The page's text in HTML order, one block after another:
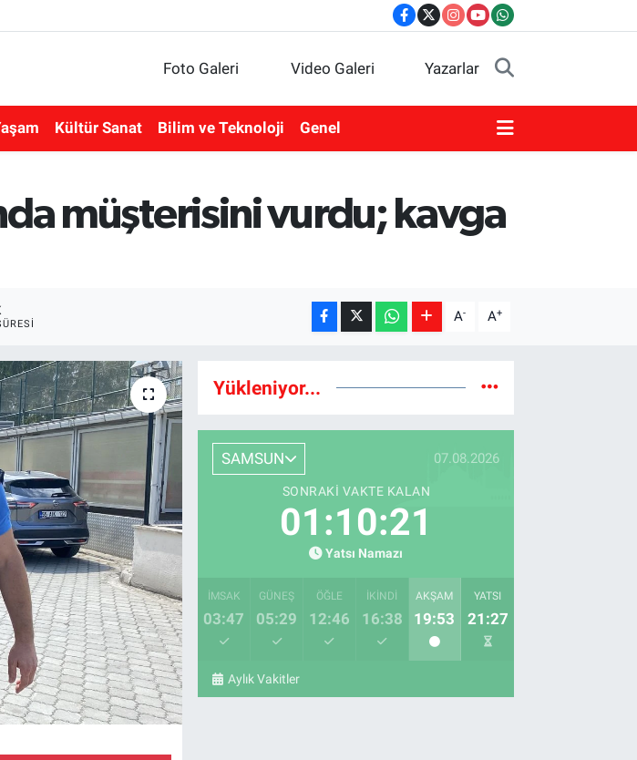
Foto Galeri Video Galeri Yazarlar
Kültür Sanat Bilim ve Teknoloji Genel
müşterisini vurdu; kavga
A- A+
Yükleniyor...
SAMSUN 07.08.2026
SONRAKI VAKTE KALAN
01:10:20
Yatsı Namazı
İMSAK
03:47
GÜNEŞ
05:29
ÖĞLE
12:46
İKINDI
16:38
AKŞAM
19:53
YATSI
21:27
Aylık Vakitler